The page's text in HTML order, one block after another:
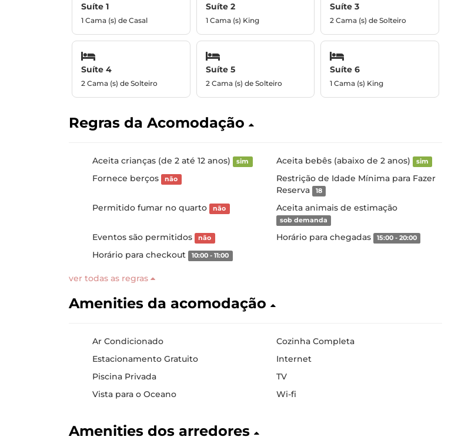
Suíte 1
1 Cama (s) de Casal
Suíte 2
1 Cama (s) King
Suíte 3
2 Cama (s) de Solteiro
Suíte 4
2 Cama (s) de Solteiro
Suíte 5
2 Cama (s) de Solteiro
Suíte 6
1 Cama (s) King
Regras da Acomodação
Aceita crianças (de 2 até 12 anos) sim Aceita bebês (abaixo de 2 anos) sim
Fornece berços não
Restrição de Idade Mínima para Fazer
Reserva
18
Permitido fumar no quarto não Aceita animais de estimação
sob demanda
Eventos são permitidos não Horário para chegadas 15:00 - 20:00
Horário para checkout 10:00 - 11:00
ver todas as regras
Amenities da acomodação
Ar Condicionado
Cozinha Completa
Estacionamento Gratuito
Internet
Piscina Privada
TV
Vista para o Oceano
Wi-fi
Amenities dos arredores